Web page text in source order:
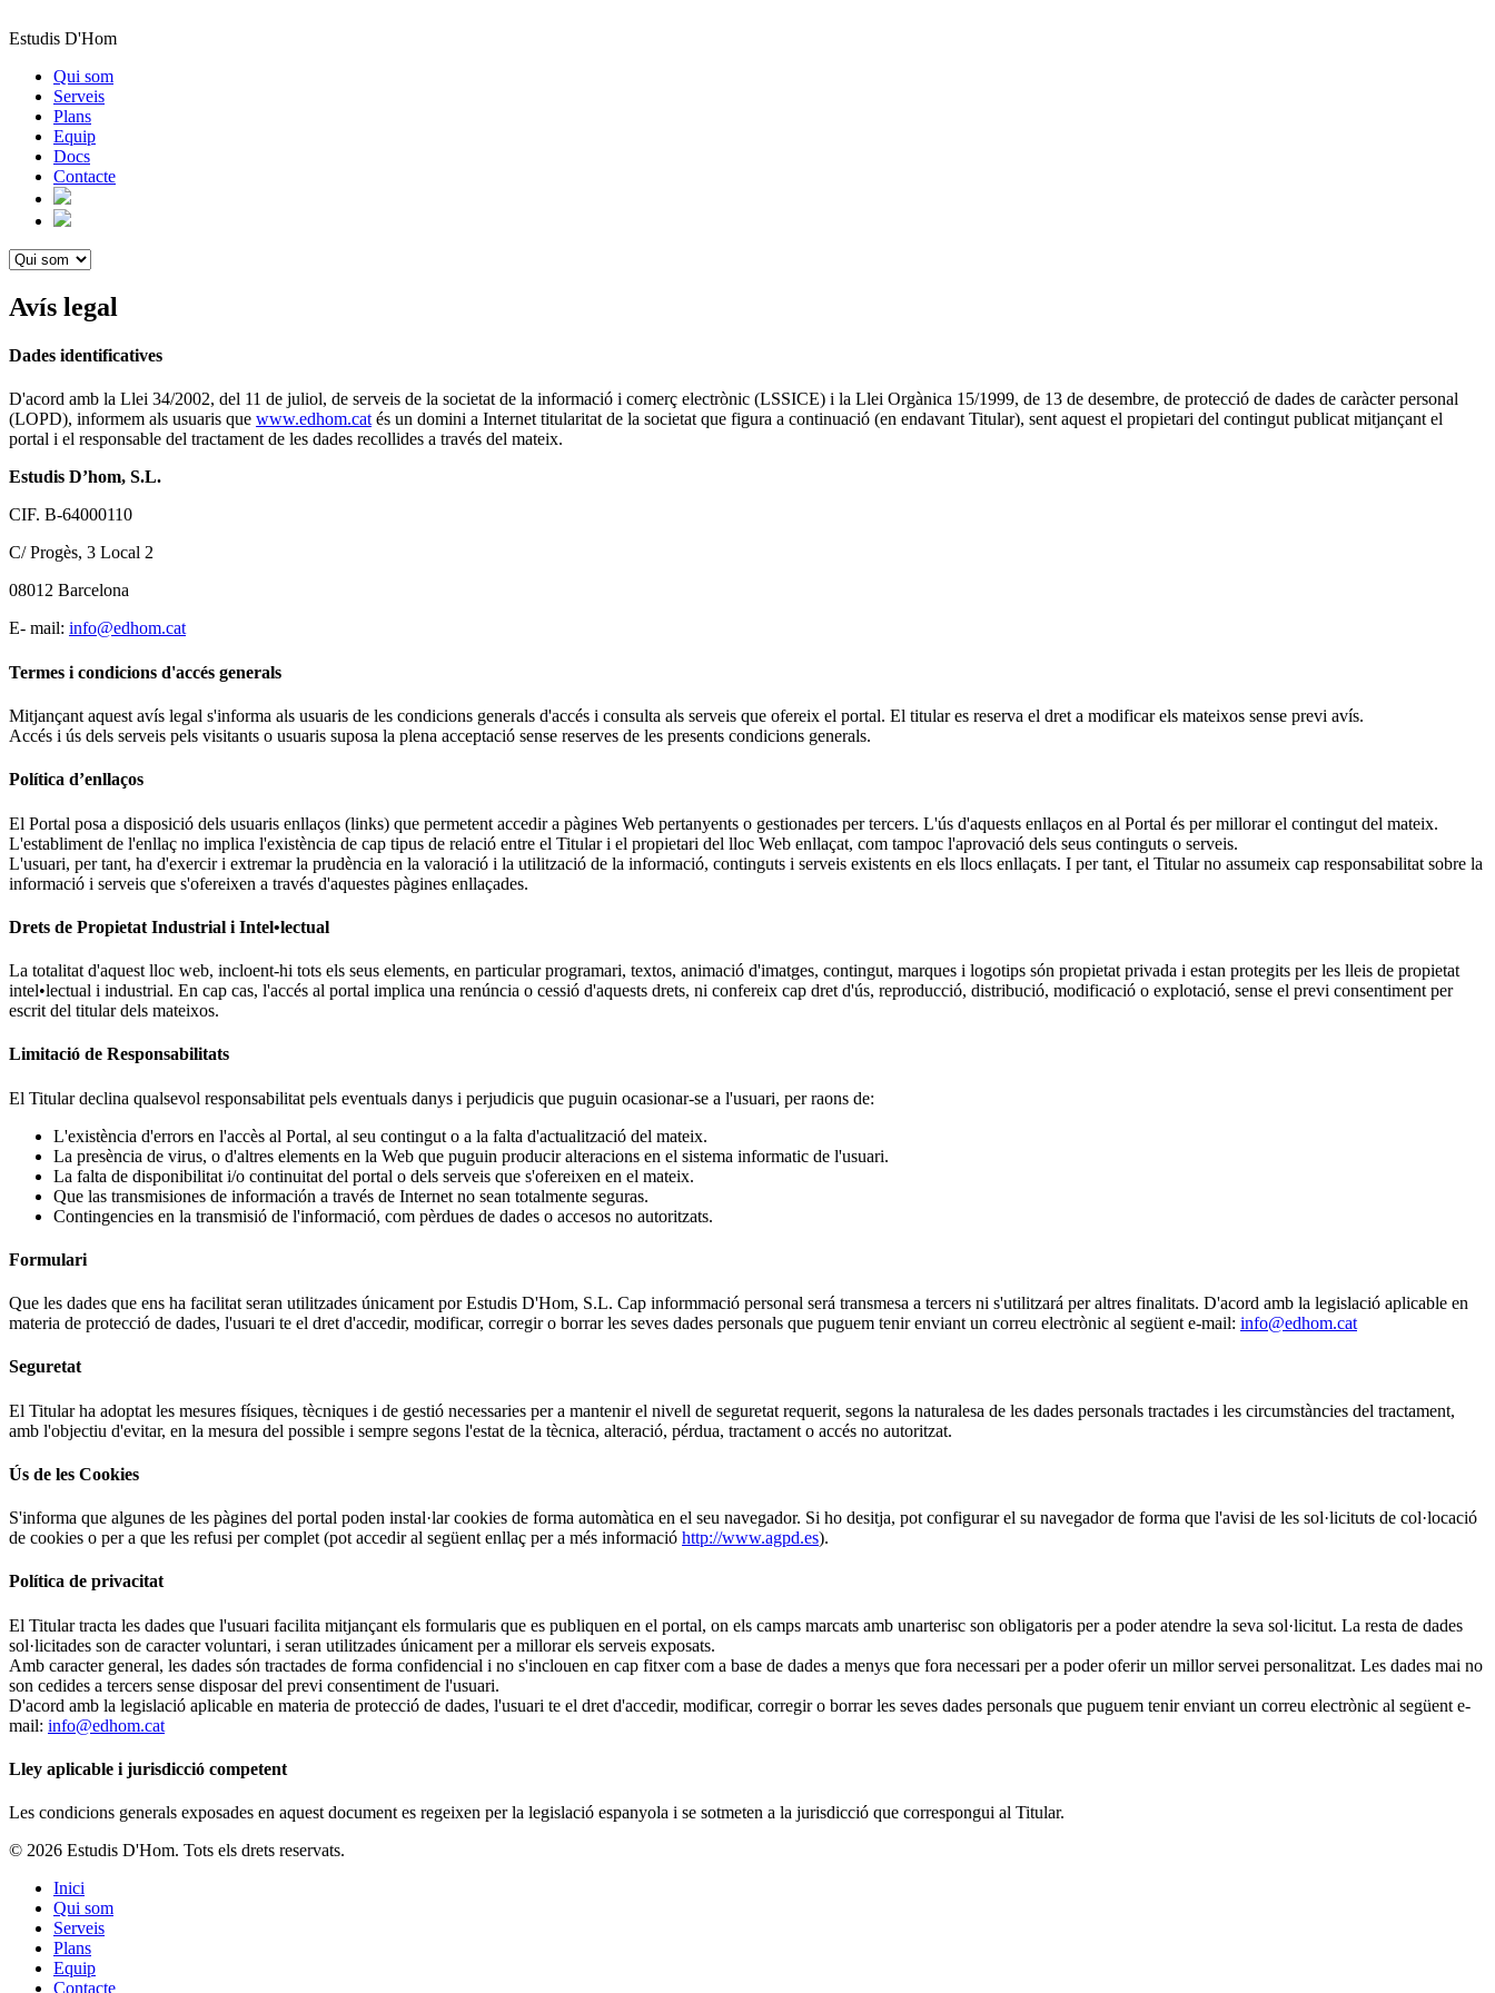
Estudis D'Hom
Qui som
Serveis
Plans
Equip
Docs
Contacte
Avís legal
Dades identificatives
D'acord amb la Llei 34/2002, del 11 de juliol, de serveis de la societat de la informació i comerç electrònic (LSSICE) i la Llei Orgànica 15/1999, de 13 de desembre, de protecció de dades de caràcter personal
(LOPD), informem als usuaris que www.edhom.catés un domini a Internet titularitat de la societat que figura a continuació (en endavant Titular), sent aquest el propietari del contingut publicat mitjançant el
portal i el responsable del tractament de les dades recollides a través del mateix.
Estudis D’hom, S.L.
CIF. B-64000110
C/ Progès, 3 Local 2
08012 Barcelona
E- mail: info@edhom.cat
Termes i condicions d'accés generals
Mitjançant aquest avís legal s'informa als usuaris de les condicions generals d'accés i consulta als serveis que ofereix el portal. El titular es reserva el dret a modificar els mateixos sense previ avís.
Accés i ús dels serveis pels visitants o usuaris suposa la plena acceptació sense reserves de les presents condicions generals.
Política d’enllaços
El Portal posa a disposició dels usuaris enllaços (links) que permetent accedir a pàgines Web pertanyents o gestionades per tercers. L'ús d'aquests enllaços en al Portal és per millorar el contingut del mateix.
L'establiment de l'enllaç no implica l'existència de cap tipus de relació entre el Titular i el propietari del lloc Web enllaçat, com tampoc l'aprovació dels seus continguts o serveis.
L'usuari, per tant, ha d'exercir i extremar la prudència en la valoració i la utilització de la informació, continguts i serveis existents en els llocs enllaçats. I per tant, el Titular no assumeix cap responsabilitat sobre la
informació i serveis que s'ofereixen a través d'aquestes pàgines enllaçades.
Drets de Propietat Industrial i Intel•lectual
La totalitat d'aquest lloc web, incloent-hi tots els seus elements, en particular programari, textos, animació d'imatges, contingut, marques i logotips són propietat privada i estan protegits per les lleis de propietat
intel•lectual i industrial. En cap cas, l'accés al portal implica una renúncia o cessió d'aquests drets, ni confereix cap dret d'ús, reproducció, distribució, modificació o explotació, sense el previ consentiment per
escrit del titular dels mateixos.
Limitació de Responsabilitats
El Titular declina qualsevol responsabilitat pels eventuals danys i perjudicis que puguin ocasionar-se a l'usuari, per raons de:
L'existència d'errors en l'accès al Portal, al seu contingut o a la falta d'actualització del mateix.
La presència de virus, o d'altres elements en la Web que puguin producir alteracions en el sistema informatic de l'usuari.
La falta de disponibilitat i/o continuitat del portal o dels serveis que s'ofereixen en el mateix.
Que las transmisiones de información a través de Internet no sean totalmente seguras.
Contingencies en la transmisió de l'informació, com pèrdues de dades o accesos no autoritzats.
Formulari
Que les dades que ens ha facilitat seran utilitzades únicament por Estudis D'Hom, S.L. Cap informmació personal será transmesa a tercers ni s'utilitzará per altres finalitats. D'acord amb la legislació aplicable en
materia de protecció de dades, l'usuari te el dret d'accedir, modificar, corregir o borrar les seves dades personals que puguem tenir enviant un correu electrònic al següent e-mail: info@edhom.cat
Seguretat
El Titular ha adoptat les mesures físiques, tècniques i de gestió necessaries per a mantenir el nivell de seguretat requerit, segons la naturalesa de les dades personals tractades i les circumstàncies del tractament,
amb l'objectiu d'evitar, en la mesura del possible i sempre segons l'estat de la tècnica, alteració, pérdua, tractament o accés no autoritzat.
Ús de les Cookies
S'informa que algunes de les pàgines del portal poden instal·lar cookies de forma automàtica en el seu navegador. Si ho desitja, pot configurar el su navegador de forma que l'avisi de les sol·licituts de col·locació
de cookies o per a que les refusi per complet (pot accedir al següent enllaç per a més informació http://www.agpd.es).
Política de privacitat
El Titular tracta les dades que l'usuari facilita mitjançant els formularis que es publiquen en el portal, on els camps marcats amb unarterisc son obligatoris per a poder atendre la seva sol·licitut. La resta de dades
sol·licitades son de caracter voluntari, i seran utilitzades únicament per a millorar els serveis exposats.
Amb caracter general, les dades són tractades de forma confidencial i no s'inclouen en cap fitxer com a base de dades a menys que fora necessari per a poder oferir un millor servei personalitzat. Les dades mai no
son cedides a tercers sense disposar del previ consentiment de l'usuari.
D'acord amb la legislació aplicable en materia de protecció de dades, l'usuari te el dret d'accedir, modificar, corregir o borrar les seves dades personals que puguem tenir enviant un correu electrònic al següent e-
mail: info@edhom.cat
Lley aplicable i jurisdicció competent
Les condicions generals exposades en aquest document es regeixen per la legislació espanyola i se sotmeten a la jurisdicció que correspongui al Titular.
© 2026 Estudis D'Hom. Tots els drets reservats.
Inici
Qui som
Serveis
Plans
Equip
Contacte